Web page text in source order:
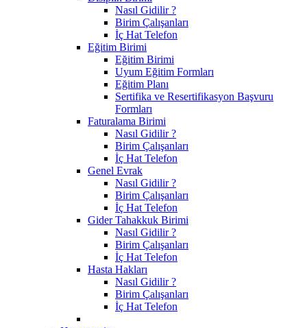
Nasıl Gidilir ?
Birim Çalışanları
İç Hat Telefon
Eğitim Birimi
Eğitim Birimi
Uyum Eğitim Formları
Eğitim Planı
Sertifika ve Resertifikasyon Başvuru
Formları
Faturalama Birimi
Nasıl Gidilir ?
Birim Çalışanları
İç Hat Telefon
Genel Evrak
Nasıl Gidilir ?
Birim Çalışanları
İç Hat Telefon
Gider Tahakkuk Birimi
Nasıl Gidilir ?
Birim Çalışanları
İç Hat Telefon
Hasta Hakları
Nasıl Gidilir ?
Birim Çalışanları
İç Hat Telefon